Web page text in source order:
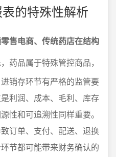
的特殊性解析
售电商、传统药店在结构
药品属于特殊管控商品，
销存环节有严格的监管要
利润、成本、毛利、库存
性和可追溯性同样重要。
订单、支付、配送、退换
节都可能带来财务确认的